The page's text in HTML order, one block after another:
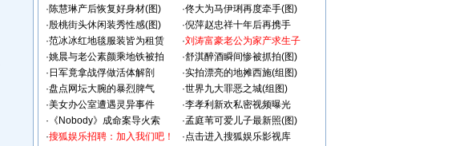
·陈慧琳产后恢复好身材(图) ·佟大为马伊琍再度牵手(图)
·殷桃街头休闲装秀性感(图) ·倪萍赵忠祥十年后再携手
·范冰冰红地毯服装皆为租赁 ·刘涛富豪老公为家产求生子
·姚晨与老公素颜乘地铁被拍 ·舒淇醉酒瞬间惨被抓拍(图)
· 日军竟拿战俘做活体解剖 ·实拍漂亮的地摊西施(组图)
·盘点网坛大腕的暴烈脾气 ·世界九大罪恶之城(组图)
·美女办公室遭遇灵异事件 ·李孝利新欢私密视频曝光
· 《Nobody》成命案导火索 ·孟庭苇可爱儿子最新照(图)
·搜狐娱乐招聘：加入我们吧！ ·点击进入搜狐娱乐影视库